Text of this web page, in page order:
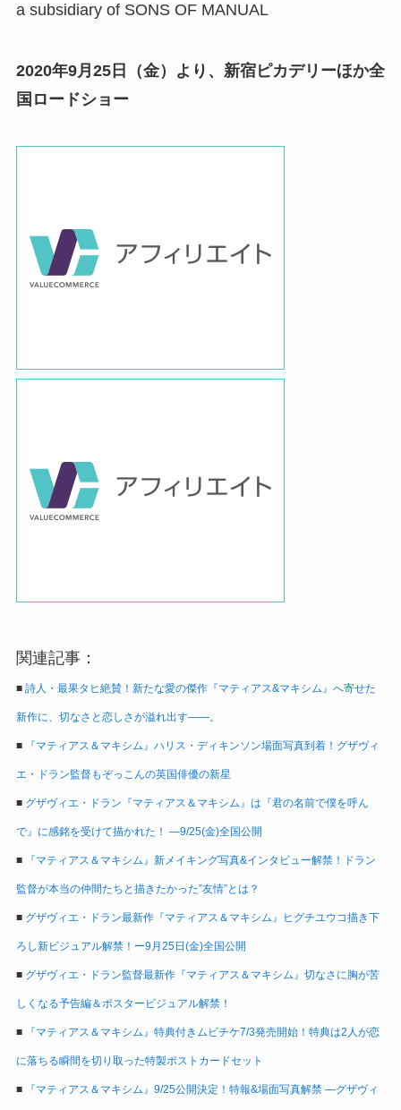
a subsidiary of SONS OF MANUAL
2020年9月25日（金）より、新宿ピカデリーほか全
国ロードショー
関連記事：
■ 詩人・最果タヒ絶賛！新たな愛の傑作『マティアス&マキシム』へ寄せた
新作に、切なさと恋しさが溢れ出す――。
■ 『マティアス＆マキシム』ハリス・ディキンソン場面写真到着！グザヴィ
エ・ドラン監督もぞっこんの英国俳優の新星
■ グザヴィエ・ドラン『マティアス＆マキシム』は『君の名前で僕を呼ん
で』に感銘を受けて描かれた！ ―9/25(金)全国公開
■ 『マティアス＆マキシム』新メイキング写真&インタビュー解禁！ドラン
監督が本当の仲間たちと描きたかった”友情”とは？
■ グザヴィエ・ドラン最新作『マティアス＆マキシム』ヒグチユウコ描き下
ろし新ビジュアル解禁！ー9月25日(金)全国公開
■ グザヴィエ・ドラン監督最新作『マティアス＆マキシム』切なさに胸が苦
しくなる予告編＆ポスタービジュアル解禁！
■ 『マティアス＆マキシム』特典付きムビチケ7/3発売開始！特典は2人が恋
に落ちる瞬間を切り取った特製ポストカードセット
■ 『マティアス＆マキシム』9/25公開決定！特報&場面写真解禁 ―グザヴィ